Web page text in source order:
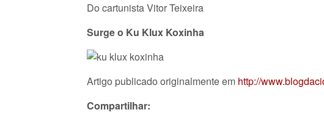
Do cartunista Vitor Teixeira
Surge o Ku Klux Koxinha
Artigo publicado originalmente em http://
Compartilhar: